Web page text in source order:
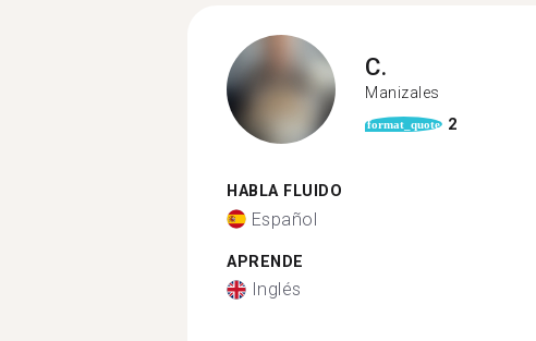
C.
Manizales
format_quote 2
HABLA FLUIDO
Español
APRENDE
Inglés